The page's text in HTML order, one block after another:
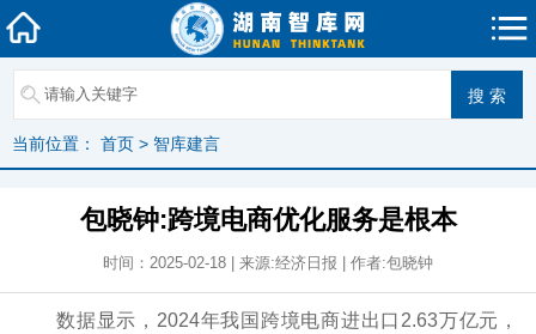
当前位置： 首页 > 智库建言
包晓钟:跨境电商优化服务是根本
时间：2025-02-18 | 来源:经济日报 | 作者:包晓钟
数据显示，2024年我国跨境电商进出口2.63万亿元，